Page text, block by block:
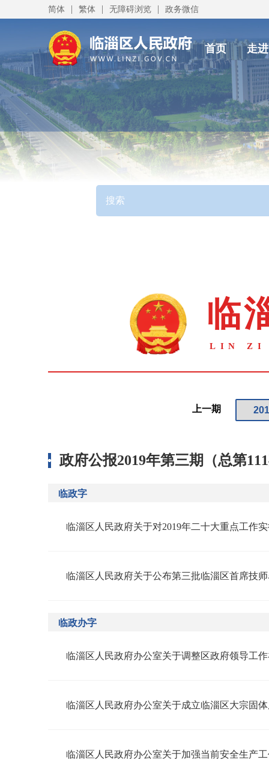
简体 | 繁体 | 无障碍浏览 | 政务微信
首页 走
上一期
政府公报2019年第三期（总第
临政字
临淄区人民政府关于对2019年二十大重点工作
临淄区人民政府关于公布第三批临淄区首席技
临政办字
临淄区人民政府办公室关于调整区政府领导工
临淄区人民政府办公室关于加强当前安全生产